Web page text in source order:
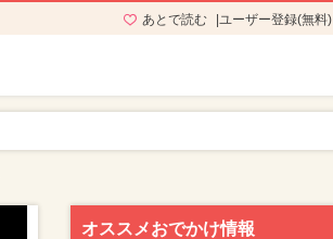
あとで読む ユーザー登録(無料)
オススメおでかけ情報